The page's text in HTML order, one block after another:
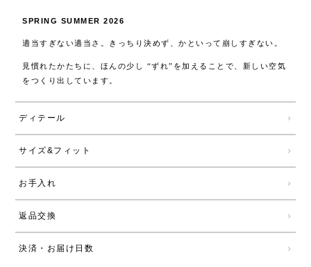
SPRING SUMMER 2026
適当すぎない適当さ。きっちり決めず、かといって崩しすぎない。
見慣れたかたちに、ほんの少し “ずれ”を加えることで、新しい空気
をつくり出しています。
ディテール
サイズ&フィット
お手入れ
返品交換
決済・お届け日数